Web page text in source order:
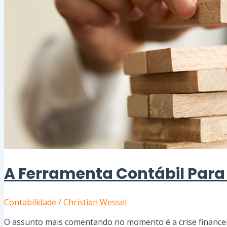
A Ferramenta Contábil
Contabilidade /Christian Wessel
O assunto mais comentando no momento é a crise